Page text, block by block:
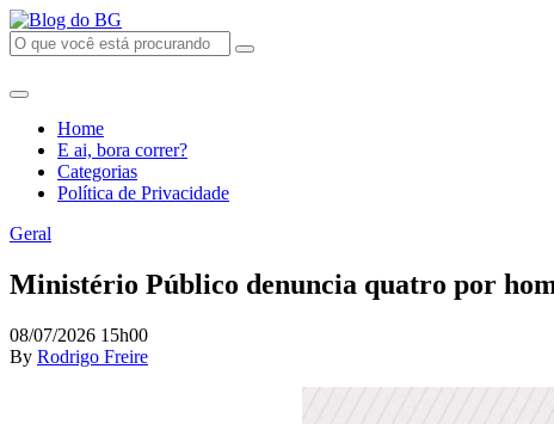
Home
E ai, bora correr?
Categorias
Política de Privacidade
Geral
Ministério Público denuncia quatro por
08/07/2026 15h00
By Rodrigo Freire